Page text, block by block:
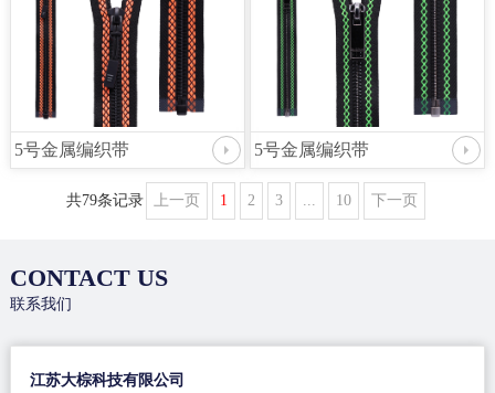
5号金属编织带 5号金属编织带
共79条记录 上一页 1 2 3 10 下一页
CONTACT US
联系我们
江苏大棕科技有限公司